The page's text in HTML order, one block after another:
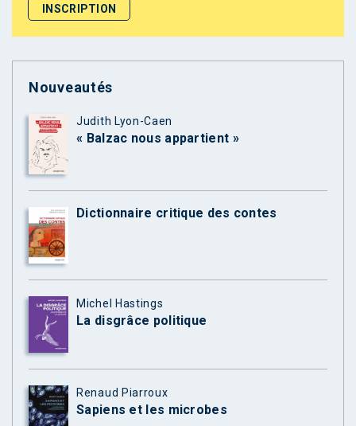
Nouveautés
Judith Lyon-Caen
« Balzac nous appartient »
Dictionnaire critique des contes
Michel Hastings
La disgrâce politique
Renaud Piarroux
Sapiens et les microbes